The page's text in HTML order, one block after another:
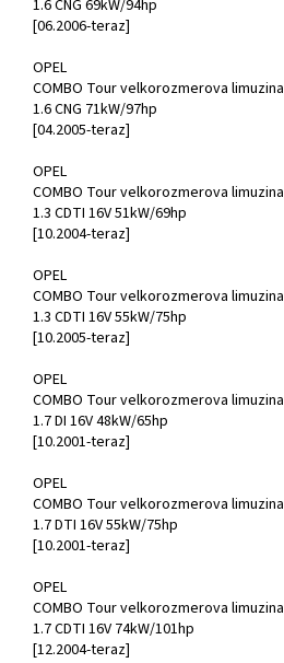
1.6 CNG 69kW/94hp
[06.2006-teraz]
OPEL
COMBO Tour velkorozmerova limuzina
1.6 CNG 71kW/97hp
[04.2005-teraz]
OPEL
COMBO Tour velkorozmerova limuzina
1.3 CDTI 16V 51kW/69hp
[10.2004-teraz]
OPEL
COMBO Tour velkorozmerova limuzina
1.3 CDTI 16V 55kW/75hp
[10.2005-teraz]
OPEL
COMBO Tour velkorozmerova limuzina
1.7 DI 16V 48kW/65hp
[10.2001-teraz]
OPEL
COMBO Tour velkorozmerova limuzina
1.7 DTI 16V 55kW/75hp
[10.2001-teraz]
OPEL
COMBO Tour velkorozmerova limuzina
1.7 CDTI 16V 74kW/101hp
[12.2004-teraz]